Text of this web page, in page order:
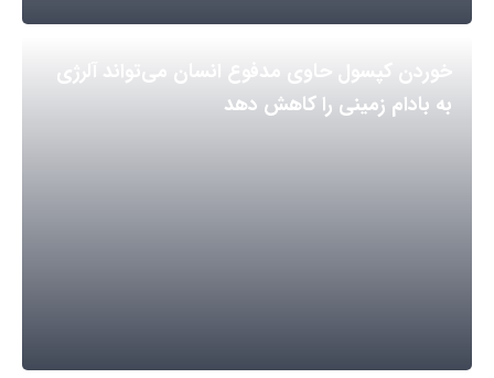
خوردن کپسول حاوی مدفوع انسان می‌تواند آلرژی
به بادام زمینی را کاهش دهد